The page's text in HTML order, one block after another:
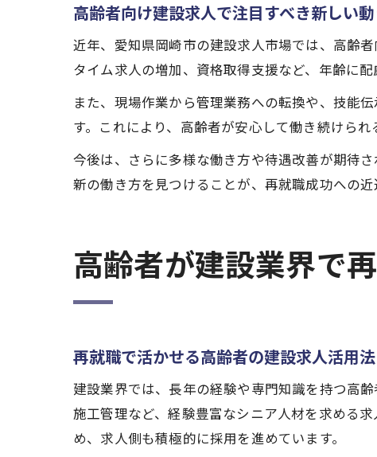
高齢者向け建設求人で注目すべき新しい
近年、愛知県岡崎市の建設求人市場では、高齢
タイム求人の増加、資格取得支援など、年齢に
また、現場作業から管理業務への転換や、技能
す。これにより、高齢者が安心して働き続けら
今後は、さらに多様な働き方や待遇改善が期待
新の働き方を見つけることが、再就職成功への近
高齢者が建設業界で
再就職で活かせる高齢者の建設求人活用法
建設業界では、長年の経験や専門知識を持つ高
施工管理など、経験豊富なシニア人材を求める
め、求人側も積極的に採用を進めています。